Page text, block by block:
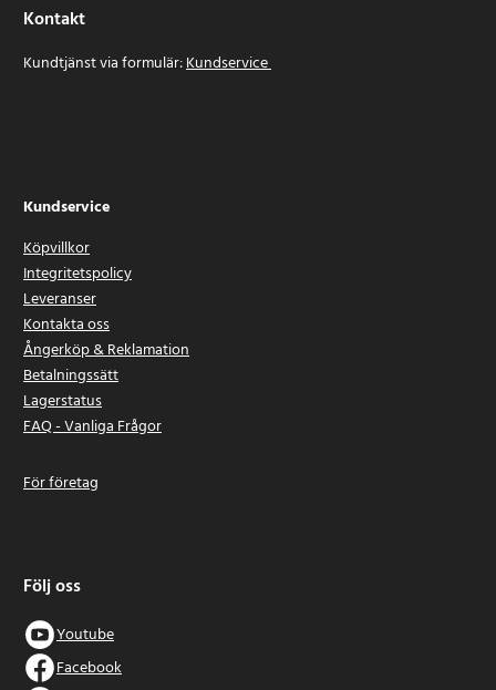
Kontakt
Kundtjänst via formulär:Kundservice
Kundservice
Köpvillkor
Integritetspolicy
Leveranser
Kontakta oss
Ångerköp & Reklamation
Betalningssätt
Lagerstatus
FAQ - Vanliga Frågor
För företag
Följ oss
Youtube
Facebook